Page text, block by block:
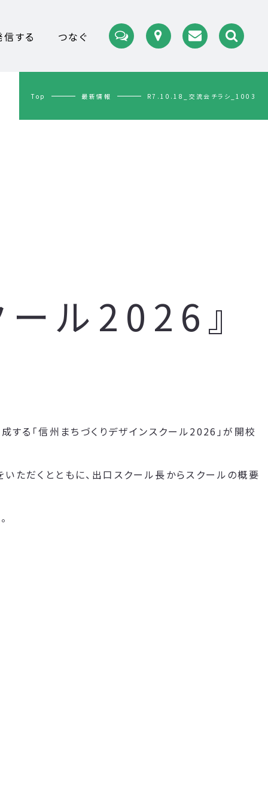
信する つなぐ
Top 最新情報 R7.10.18_交流会チラシ_1003
ール2026』
する「信州まちづくりデザインスクール2026」が開校
ただくとともに、出口スクール長からスクールの概要